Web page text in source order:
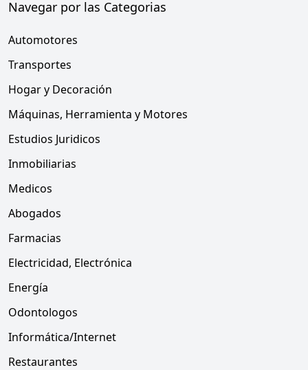
Navegar por las Categorias
Automotores
Transportes
Hogar y Decoración
Máquinas, Herramienta y Motores
Estudios Juridicos
Inmobiliarias
Medicos
Abogados
Farmacias
Electricidad, Electrónica
Energía
Odontologos
Informática/Internet
Restaurantes